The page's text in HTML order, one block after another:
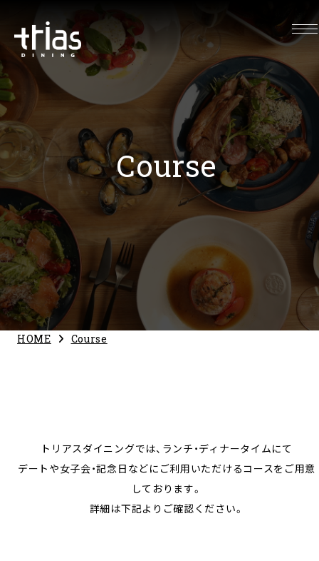
Course
HOME Course
トリアスダイニングでは、ランチ・ディナータイムにて
デートや女子会・記念日などにご利用いただけるコースをご用意
しております。
詳細は下記よりご確認ください。